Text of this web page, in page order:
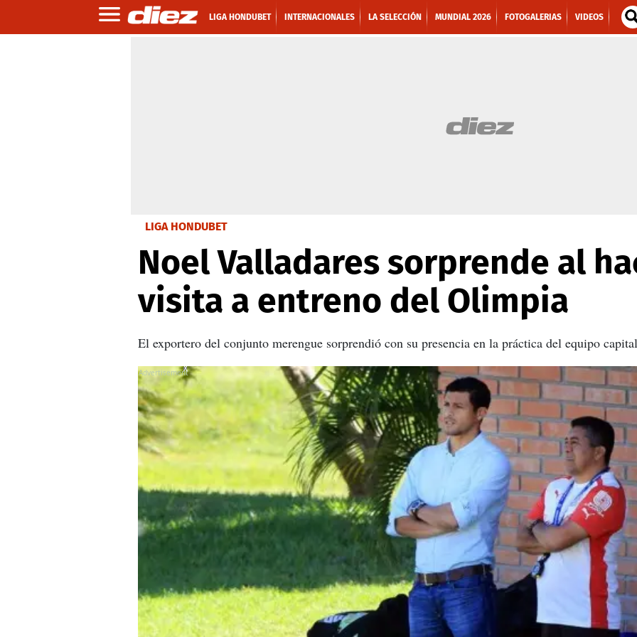
LIGA HONDUBET INTERNACIONALES LA SELECCIÓN MUNDIAL 2026 FOTOGALERIAS VIDEOS
LIGA HONDUBET
Noel Valladares sorprende al
visita a entreno del Olimpia
El exportero del conjunto merengue sorprendió con su presencia en la práctica del equipo
X
X